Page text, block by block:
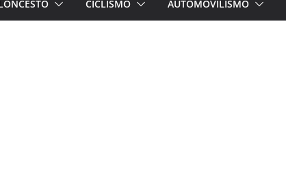
CICLISMO AUTOMOVILISMO